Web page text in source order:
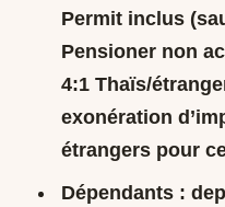
Permit inclus
Pensioner non
4:1 Thaïs/
exonération
étrangerspour
Dépendants: